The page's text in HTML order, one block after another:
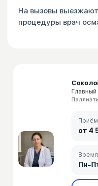
На вызовы
процедуры врач
Приём
от 4
Пн-